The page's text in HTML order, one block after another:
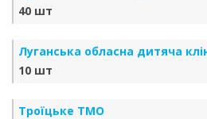
40 шт
Луганська обласна дитяча
10 шт
Троїцьке ТМО